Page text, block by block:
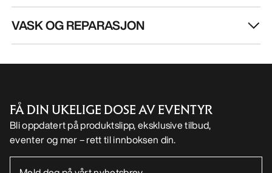
VASK OG REPARASJON
FÅ DIN UKELIGE DOSE AV EVENTYR
Bli oppdatert på produktslipp, eksklusive tilbud,
eventer og mer – rett til innboksen din.